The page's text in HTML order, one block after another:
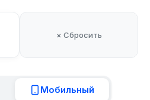
× Сбросить
Мобильный